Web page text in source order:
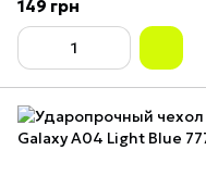
149 грн